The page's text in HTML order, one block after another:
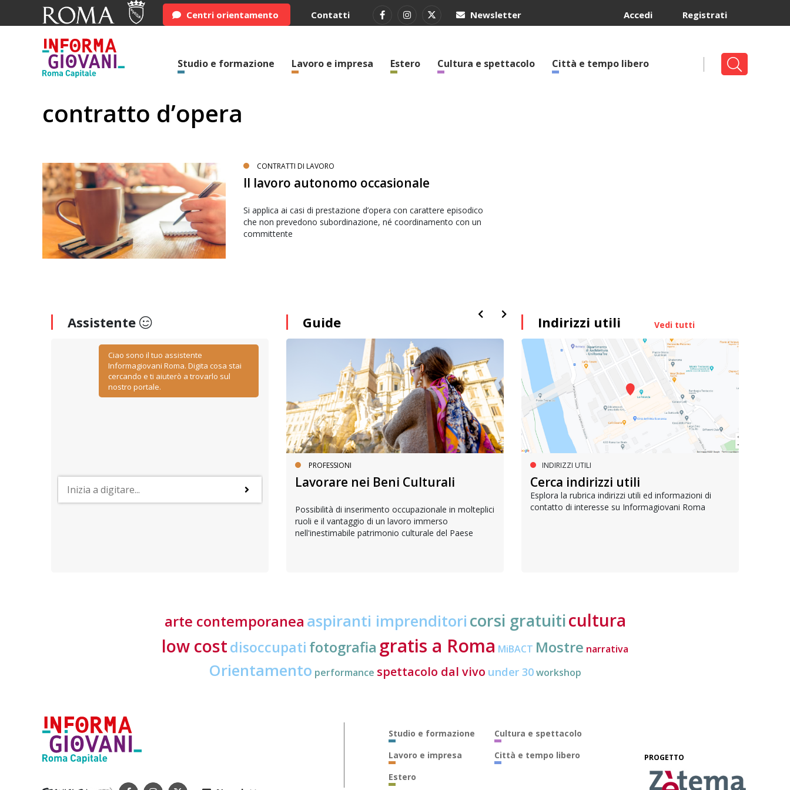
Centri orientamento Contatti Newsletter Registrati
Accedi
Studio e formazione Lavoro e impresa Estero Cultura e spettacolo Città e tempo libero
contratto d’opera
CONTRATTI DI LAVORO
Il lavoro autonomo occasionale
Si applica ai casi di prestazione d’opera con carattere episodico
che non prevedono subordinazione, né coordinamento con un
committente
Assistente
Ciao sono il tuo assistente
Informagiovani Roma. Digita cosa stai
cercando e ti aiuterò a trovarlo sul
nostro portale.
Guide
Lavorare nelle risorse umane
PROFESSIONI
Lavorare nei Beni Culturali
Possibilità di inserimento occupazionale in molteplici
ruoli e il vantaggio di un lavoro immerso
nell'inestimabile patrimonio culturale del Paese
SERVIZI SOCIALI E AI CITTADINI
Inclusione e opportunità per
giovani con disabilità
Indirizzi utili Vedi tutti
INDIRIZZI UTILI
Cerca indirizzi utili
Esplora la rubrica indirizzi utili ed informazioni di
contatto di interesse su Informagiovani Roma
arte contemporanea aspiranti imprenditori corsi gratuiticultura
low costdisoccupati fotografia gratis a Roma MiBACT Mostre narrativa
Orientamento performance spettacolo dal vivo under 30workshop
Studio e formazione
Lavoro e impresa
Estero
Cultura e spettacolo
Città e tempo libero
PROGETTO